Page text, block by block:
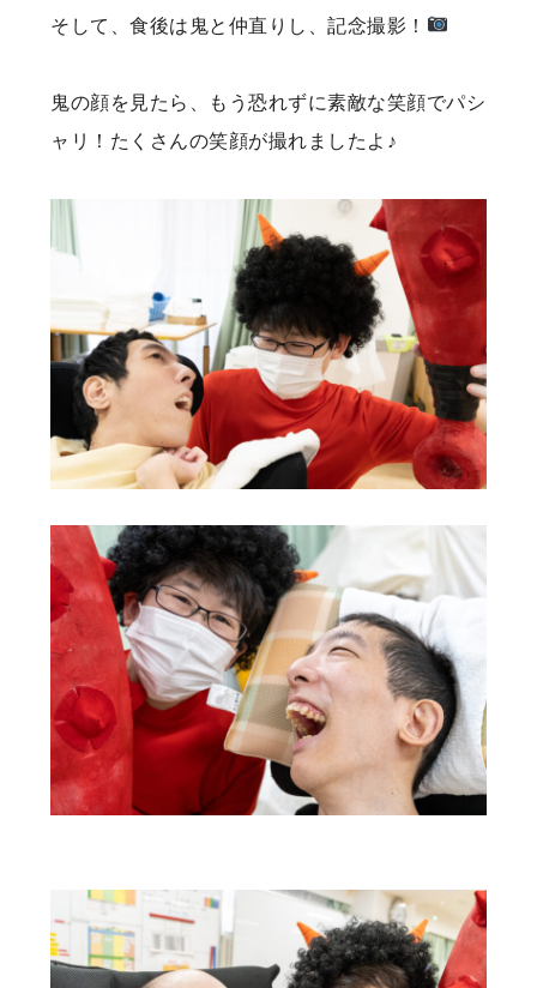
そして、食後は鬼と仲直りし、記念撮影！
鬼の顔を見たら、もう恐れずに素敵な笑顔でパシ
ャリ！たくさんの笑顔が撮れましたよ♪